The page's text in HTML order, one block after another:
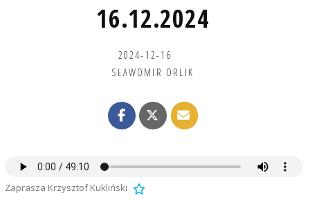
16.12.2024
2024-12-16
SŁAWOMIR ORLIK
Zaprasza Krzysztof Kukliński